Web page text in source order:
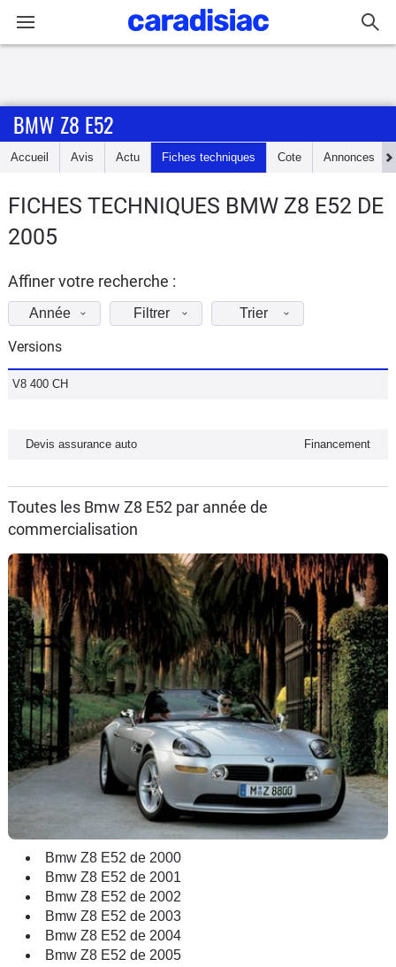
Accueil
Essais
d'achat
Electriques
Utilitaires
Auto
Services
Forum
Moto
Marques
BMW Z8 E52
Accueil Avis Actu Fiches techniques Cote Annonces
FICHES TECHNIQUES BMW Z8 E52 DE
2005
Affiner votre recherche :
Année Filtrer Trier
Versions
V8 400 CH
Devis assurance auto Financement
Toutes les Bmw Z8 E52 par année de
commercialisation
Bmw Z8 E52 de 2000
Bmw Z8 E52 de 2001
Bmw Z8 E52 de 2002
Bmw Z8 E52 de 2003
Bmw Z8 E52 de 2004
Bmw Z8 E52 de 2005